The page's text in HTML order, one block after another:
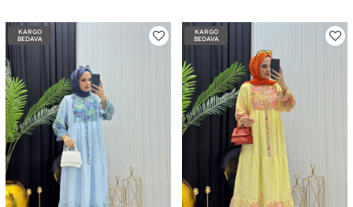
KARGO
BEDAVA
KARGO
BEDAVA